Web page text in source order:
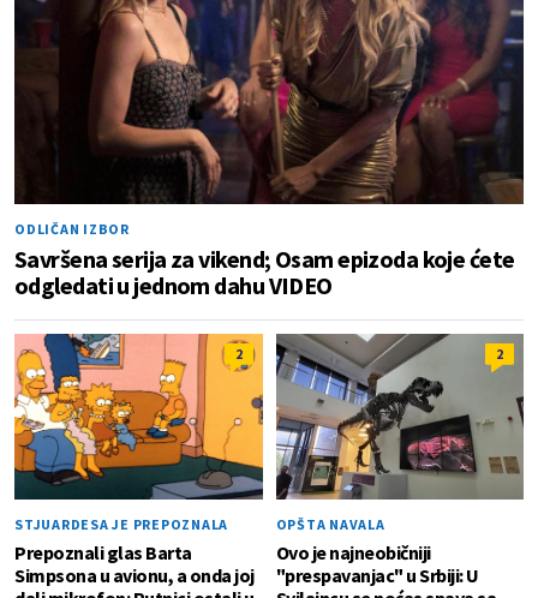
ODLIČAN IZBOR
Savršena serija za vikend; Osam epizoda koje ćete
odgledati u jednom dahu VIDEO
2
STJUARDESA JE PREPOZNALA
Prepoznali glas Barta
Simpsona u avionu, a onda joj
2
OPŠTA NAVALA
Ovo je najneobičniji
"prespavanjac" u Srbiji: U